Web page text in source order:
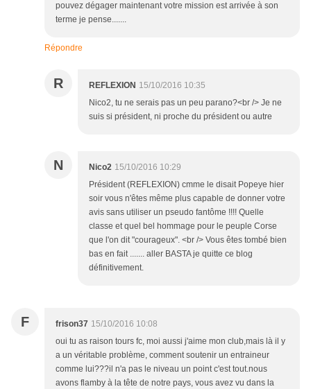
pouvez dégager maintenant votre mission est arrivée à son
terme je pense.......
Répondre
R REFLEXION 15/10/2016 10:35
Nico2, tu ne serais pas un peu parano?<br /> Je ne
suis si président, ni proche du président ou autre
N Nico2 15/10/2016 10:29
Président (REFLEXION) cmme le disait Popeye hier
soir vous n'êtes même plus capable de donner votre
avis sans utiliser un pseudo fantôme !!!! Quelle
classe et quel bel hommage pour le peuple Corse
que l'on dit "courageux". <br /> Vous êtes tombé bien
bas en fait ....... aller BASTA je quitte ce blog
définitivement.
F frison37 15/10/2016 10:08
oui tu as raison tours fc, moi aussi j'aime mon club,mais là il y
a un véritable problème, comment soutenir un entraineur
comme lui???il n'a pas le niveau un point c'est tout.nous
avons flamby à la tête de notre pays, vous avez vu dans la